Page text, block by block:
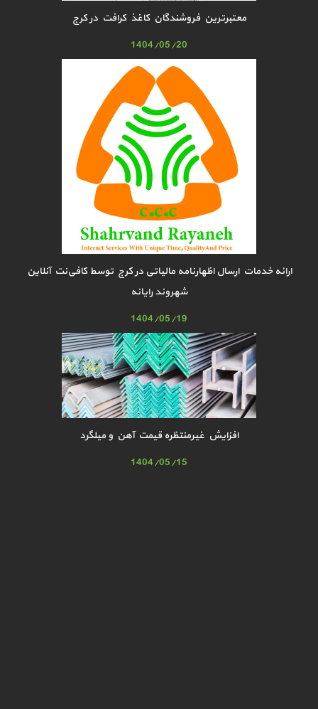
معتبرترین فروشندگان کاغذ کرافت در کرج
1404/05/20
ارائه خدمات ارسال اظهارنامه مالیاتی در کرج توسط کافی‌نت آنلاین
شهروند رایانه
1404/05/19
افزایش غیرمنتظره قیمت آهن و میلگرد
1404/05/15